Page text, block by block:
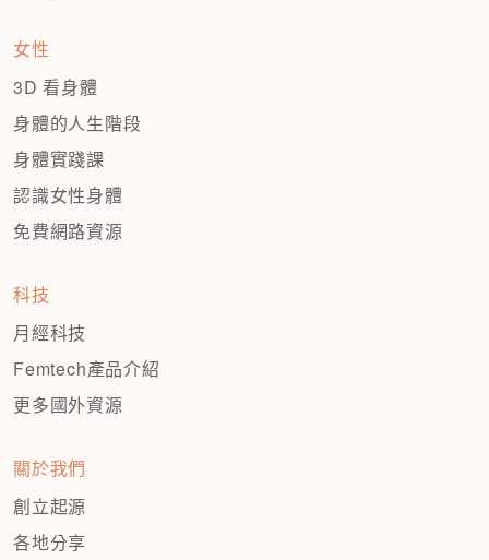
女性
3D 看身體
身體的人生階段
身體實踐課
認識女性身體
免費網路資源
科技
月經科技
Femtech產品介紹
更多國外資源
關於我們
創立起源
各地分享